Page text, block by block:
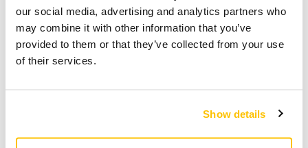
our social media, advertising and analytics partners who
may combine it with other information that you’ve
provided to them or that they’ve collected from your use
of their services.
Show details
· Püskürtme tabancası tutucusu
· Velcro tutucu
· Alt plaka için kauçuk paspas